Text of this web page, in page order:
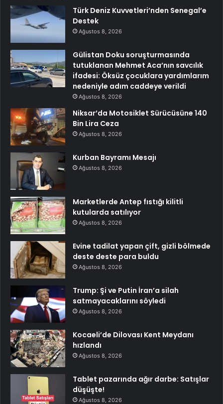
Türk Deniz Kuvvetleri’nden Senegal’e
Destek
Ağustos 8, 2026
Gülistan Doku soruşturmasında
tutuklanan Mehmet Aca’nın savcılık
ifadesi: Öksüz çocuklara yardımlarım
nedeniyle adım caddeye verildi
Ağustos 8, 2026
Niksar’da Motosiklet Sürücüsüne 140
Bin Lira Ceza
Ağustos 8, 2026
Kurban Bayramı Mesajı
Ağustos 8, 2026
Marketlerde Antep fıstığı kilitli
kutularda satılıyor
Ağustos 8, 2026
Evine tadilat yapan çift, gizli bölmede
deste deste para buldu
Ağustos 8, 2026
Trump: Şi ve Putin İran’a silah
satmayacaklarını söyledi
Ağustos 8, 2026
Kocaeli’de Dilovası Kent Meydanı
hızlandı
Ağustos 8, 2026
Tablet pazarında ağır darbe: Satışlar
düşüşte!
Ağustos 8, 2026